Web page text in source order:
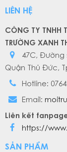
LIÊN HỆ
CÔNG TY TNHH
TRƯỜNG XANH
47C, Đường
Quận Thủ Đức,
Hotline:
Email:
Liên kết
https://
SẢN PHẨM